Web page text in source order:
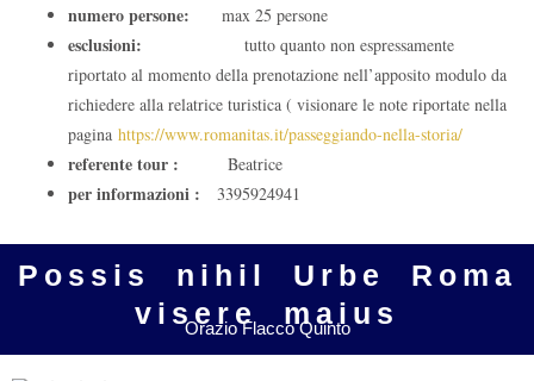
numero persone: max 25 persone
esclusioni: tutto quanto non espressamente
riportato al momento della prenotazione nell’apposito modulo da
richiedere alla relatrice turistica ( visionare le note riportate nella
pagina https://www.romanitas.it/passeggiando-nella-storia/
referente tour : Beatrice
per informazioni : 3395924941
Possis nihil Urbe Roma
visere maius
Orazio Flacco Quinto